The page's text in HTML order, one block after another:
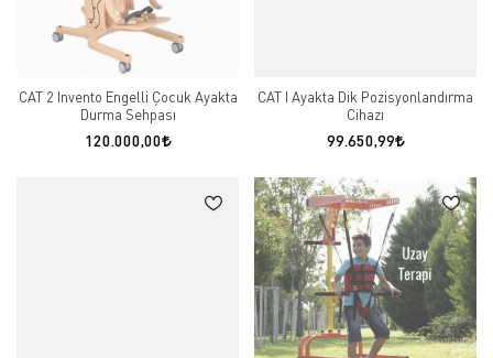
CAT 2 Invento Engelli Çocuk Ayakta
Durma Sehpası
120.000,00
CAT I Ayakta Dik Pozisyonlandırma
Cihazı
99.650,99